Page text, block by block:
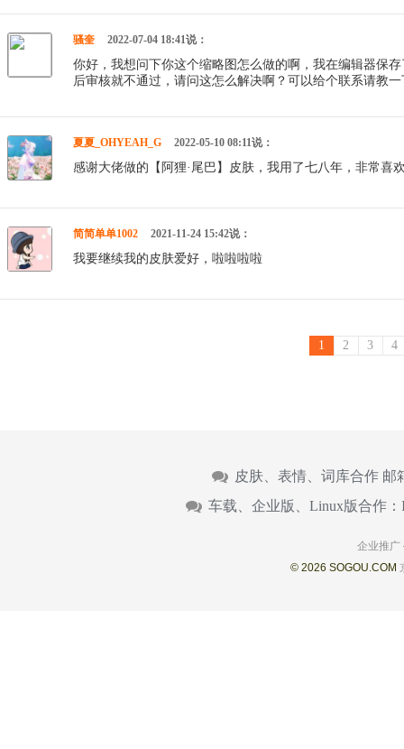
骚奎 2022-07-04 18:41说：
你好，我想问下你这个缩略图怎么做的啊，我在编辑器保
后审核就不通过，请问这怎么解决啊？可以给个联系请教一
夏夏_OHYEAH_G 2022-05-10 08:11说：
感谢大佬做的【阿狸·尾巴】皮肤，我用了七八年，非常喜
简简单单1002 2021-11-24 15:42说：
我要继续我的皮肤爱好，啦啦啦啦
1 2 3 4
皮肤、表情、词库合作 邮
车载、企业版、Linux版合作：
企业推广
© 2026 SOGOU.COM